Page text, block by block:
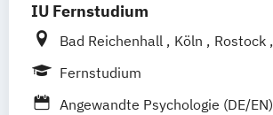
IU Fernstudium
Bad Reichenhall Köln Rostock
Kiel
Frankfurt am Main
Fernstudium
Angewandte Psychologie (DE/EN)